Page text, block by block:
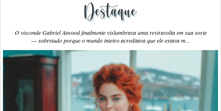
Destaque
O visconde Gabriel Atwood finalmente vislumbrava uma reviravolta em sua sorte
― sobretudo porque o mundo inteiro acreditava que ele estava m...